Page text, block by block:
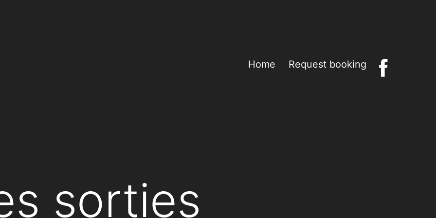
Home Request booking
sorties